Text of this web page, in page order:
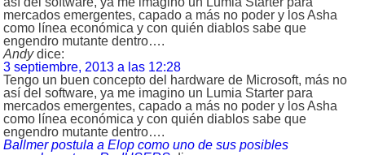
mercados emergentes, capado a más no poder y los Asha
como línea económica y con quién diablos sabe que
engendro mutante dentro….
Andy dice:
3 septiembre, 2013 a las 12:28
Tengo un buen concepto del hardware de Microsoft, más no
así del software, ya me imagino un Lumia Starter para
mercados emergentes, capado a más no poder y los Asha
como línea económica y con quién diablos sabe que
engendro mutante dentro….
Ballmer postula a Elop como uno de sus posibles